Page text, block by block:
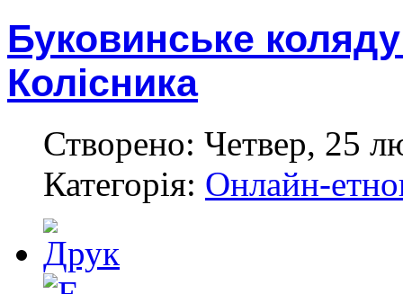
Буковинське
Колісника
Створено: Четвер, 25
Категорія: Онлайн-